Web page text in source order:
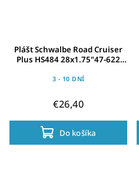
Plášt Schwalbe Road Cruiser
Plus HS484 28x1.75"47-622
3 - 10 DNÍ
€26,40
Do košíka